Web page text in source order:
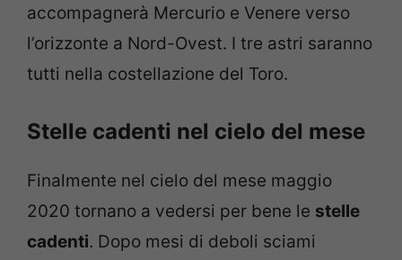
accompagnerà Mercurio e Venere verso
l’orizzonte a Nord-Ovest. I tre astri saranno
tutti nella costellazione del Toro.
Stelle cadenti nel cielo del mese
Finalmente nel cielo del mese maggio
2020 tornano a vedersi per bene le stelle
cadenti. Dopo mesi di deboli sciami